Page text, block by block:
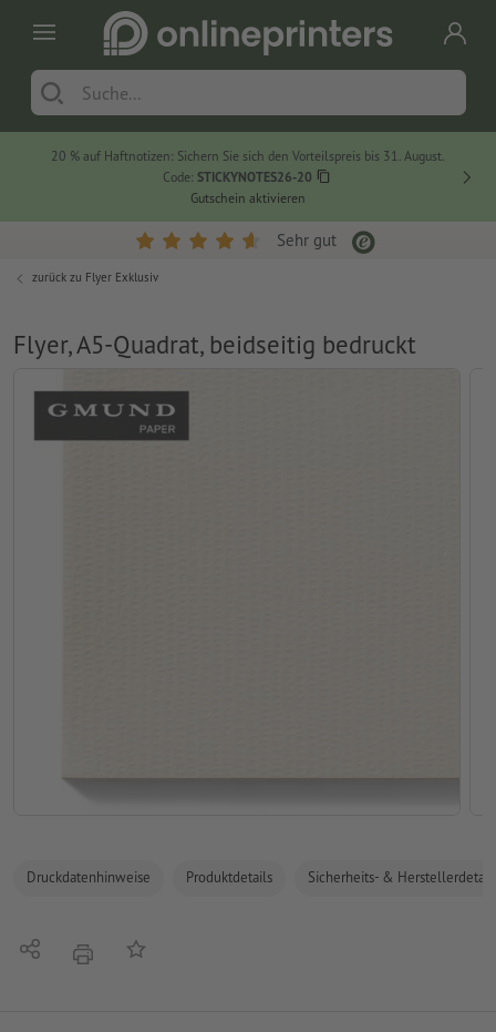
20 % auf Haftnotizen: Sichern Sie sich den Vorteilspreis bis 31. August.
Code: STICKYNOTES26-20
Gutschein aktivieren
Sehr gut
zurück zu Flyer Exklusiv
Flyer, A5-Quadrat, beidseitig bedruckt
Druckdatenhinweise Produktdetails Sicherheits- &
Teilen DruckenAuf die Merkliste